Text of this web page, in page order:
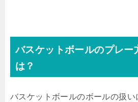
バスケットボールのプレー
は？
バスケットボールのボールの扱い